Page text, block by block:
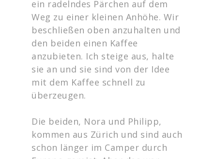
ein radelndes Pärchen auf dem
Weg zu einer kleinen Anhöhe. Wir
beschließen oben anzuhalten und
den beiden einen Kaffee
anzubieten. Ich steige aus, halte
sie an und sie sind von der Idee
mit dem Kaffee schnell zu
überzeugen.
Die beiden, Nora und Philipp,
kommen aus Zürich und sind auch
schon länger im Camper durch